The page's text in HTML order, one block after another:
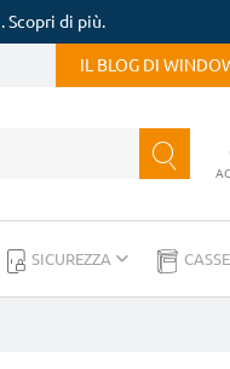
Scopri di più.
IL BLOG DI
SICUREZZA